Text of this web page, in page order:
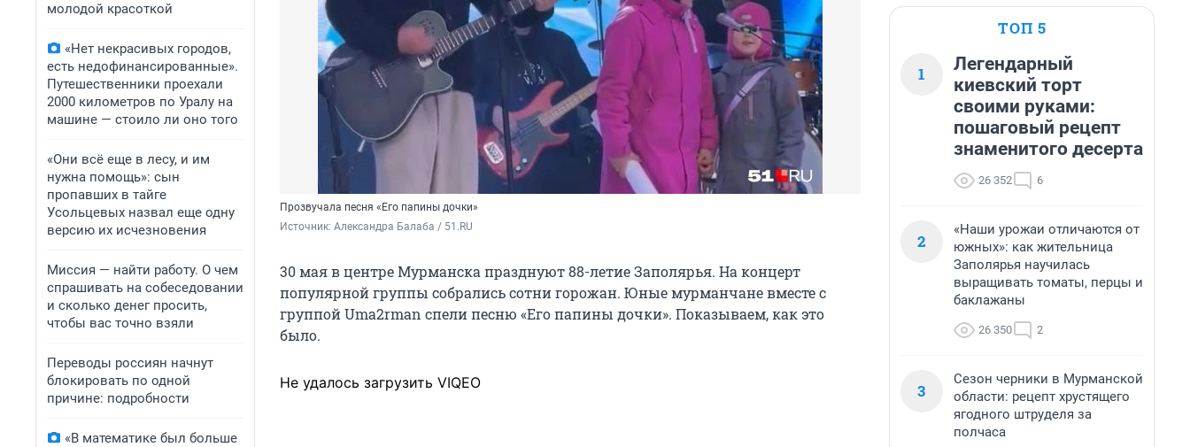
молодой красоткой
«Нет некрасивых городов,
есть недофинансированные».
Путешественники проехали
2000 километров по Уралу на
машине — стоило ли оно того
«Они всё еще в лесу, и им
нужна помощь»: сын
пропавших в тайге
Усольцевых назвал еще одну
версию их исчезновения
Миссия — найти работу. О чем
спрашивать на собеседовании
и сколько денег просить,
чтобы вас точно взяли
Переводы россиян начнут
блокировать по одной
причине: подробности
«В математике был больше
Прозвучала песня «Его папины дочки»
Источник: Александра Балаба / 51.RU
30 мая в центре Мурманска празднуют 88-летие Заполярья. На концерт
популярной группы собрались сотни горожан. Юные мурманчане вместе с
группой Uma2rman спели песню «Его папины дочки». Показываем, как это
было.
Не удалось загрузить VIQEO
ТОП 5
1
Легендарный
киевский торт
своими руками:
пошаговый рецепт
знаменитого десерта
26 352 6
2
«Наши урожаи отличаются от
южных»: как жительница
Заполярья научилась
выращивать томаты, перцы и
баклажаны
26 350 2
3
Сезон черники в Мурманской
области: рецепт хрустящего
ягодного штруделя за
полчаса